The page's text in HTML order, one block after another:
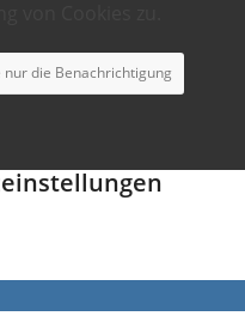
nur die Benachrichtigung